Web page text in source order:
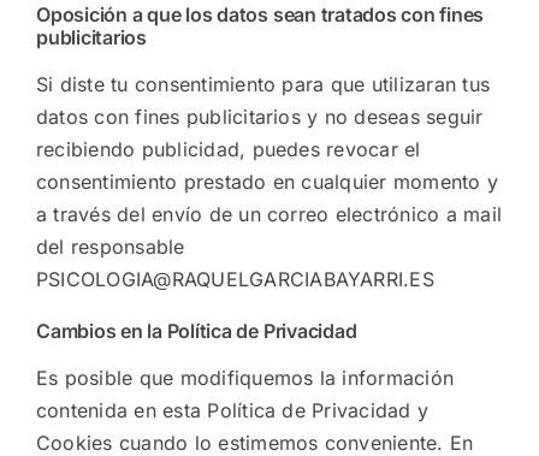
Oposición a que los datos sean tratados con fines
publicitarios
Si diste tu consentimiento para que utilizaran tus
datos con fines publicitarios y no deseas seguir
recibiendo publicidad, puedes revocar el
consentimiento prestado en cualquier momento y
a través del envío de un correo electrónico a mail
del responsable
PSICOLOGIA@RAQUELGARCIABAYARRI.ES
Cambios en la Política de Privacidad
Es posible que modifiquemos la información
contenida en esta Política de Privacidad y
Cookies cuando lo estimemos conveniente. En